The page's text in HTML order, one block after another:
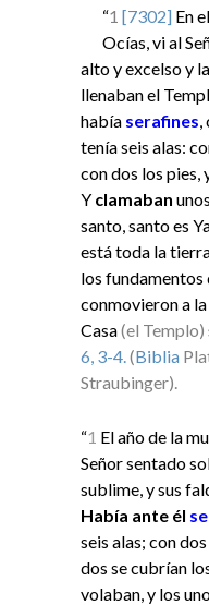
“1 [7302] En
Ocías, vi al
alto y excelso y
llenaban el
había serafines,
tenía seis alas:
con dos los pies,
Y clamaban
santo, santo es
está toda la
los fundamentos
conmovieron a
Casa(el Templo)
6, 3-4.(Biblia
Straubinger).
“1 El año de la
Señor sentado
sublime, y sus
Había ante él
seis alas; con
dos se cubrían
volaban, y los